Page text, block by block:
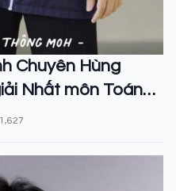
Chuyên Hùng
Nhất môn Toán
Giỏi cấp Quốc
1,627